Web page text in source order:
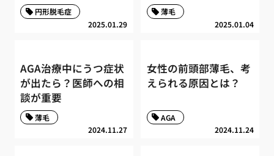
2025.01.29
円形脱毛症
2025.01.04
薄毛
AGA治療中にうつ症状
が出たら？医師への相
談が重要
2024.11.27
薄毛
女性の前頭部薄毛、考
えられる原因とは？
2024.11.24
AGA